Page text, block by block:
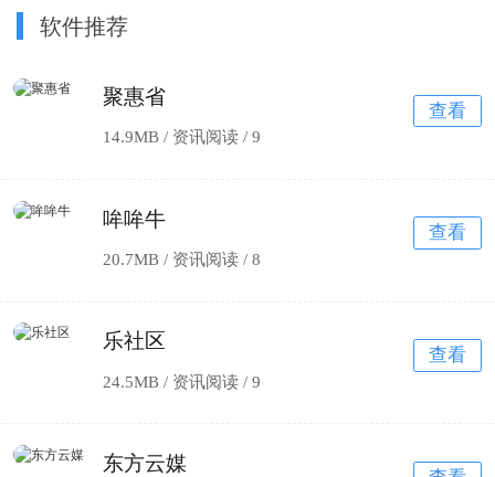
软件推荐
聚惠省
14.9MB / 资讯阅读 /9
查看
哞哞牛
20.7MB / 资讯阅读 /8
查看
乐社区
24.5MB / 资讯阅读 /9
查看
东方云媒